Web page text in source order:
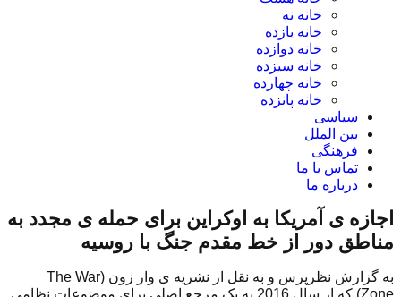
خانه نه
خانه یازده
خانه دوازده
خانه سیزده
خانه چهارده
خانه پانزده
سیاسی
بین الملل
فرهنگی
تماس با ما
درباره ما
اجازه ی آمریکا به اوکراین برای حمله ی مجدد به
مناطق دور از خط مقدم جنگ با روسیه
به گزارش نظرپرس و به نقل از نشریه ی وار زون (The War
Zone) که از سال 2016 به یک مرجع اصلی برای موضوعات نظامی